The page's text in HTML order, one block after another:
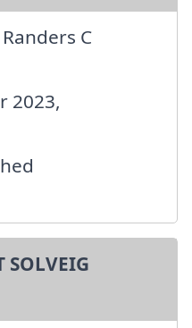
C
2023,
SOLVEIG